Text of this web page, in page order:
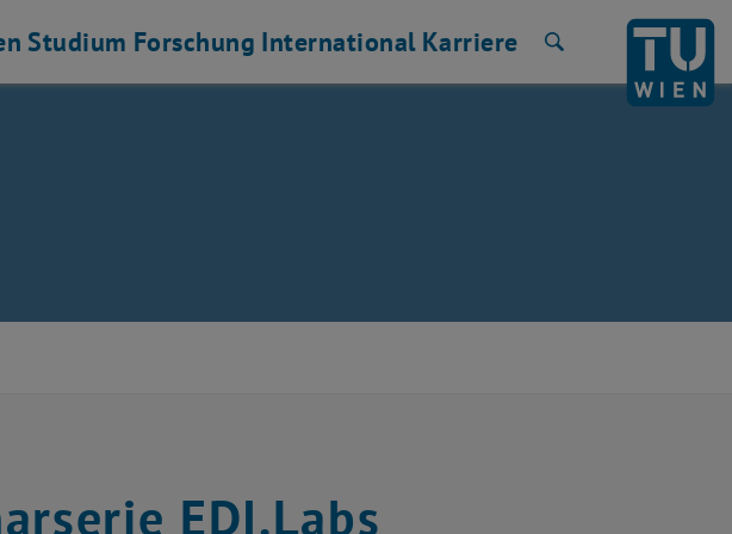
Studium Forschung International Karriere
EDI.Labs